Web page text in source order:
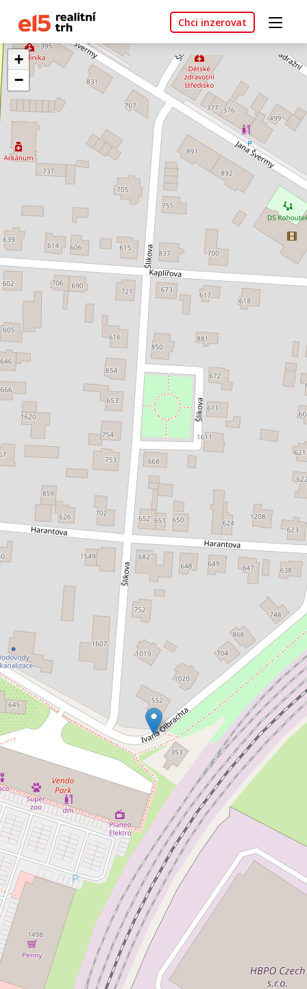
Chci inzerovat
+
−